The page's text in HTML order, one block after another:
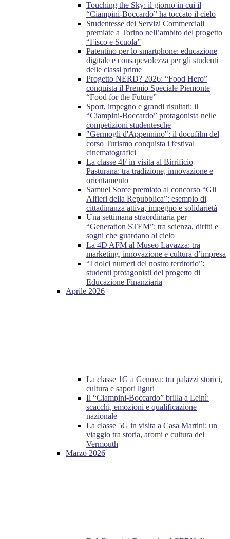
Touching the Sky: il giorno in cui il
“Ciampini-Boccardo” ha toccato il cielo
Studentesse dei Servizi Commerciali
premiate a Torino nell’ambito del progetto
“Fisco e Scuola”
Patentino per lo smartphone: educazione
digitale e consapevolezza per gli studenti
delle classi prime
Progetto NERD? 2026: “Food Hero”
conquista il Premio Speciale Piemonte
“Food for the Future”
Sport, impegno e grandi risultati: il
“Ciampini-Boccardo” protagonista nelle
competizioni studentesche
"Germogli d'Appennino": il docufilm del
corso Turismo conquista i festival
cinematografici
La classe 4F in visita al Birrificio
Pasturana: tra tradizione, innovazione e
orientamento
Samuel Sorce premiato al concorso “Gli
Alfieri della Repubblica”: esempio di
cittadinanza attiva, impegno e solidarietà
Una settimana straordinaria per
“Generation STEM”: tra scienza, diritti e
sogni che guardano al cielo
La 4D AFM al Museo Lavazza: tra
marketing, innovazione e cultura d’impresa
“I dolci numeri del nostro territorio”:
studenti protagonisti del progetto di
Educazione Finanziaria
Aprile 2026
La classe 1G a Genova: tra palazzi storici,
cultura e sapori liguri
Il “Ciampini-Boccardo” brilla a Leinì:
scacchi, emozioni e qualificazione
nazionale
La classe 5G in visita a Casa Martini: un
viaggio tra storia, aromi e cultura del
Vermouth
Marzo 2026